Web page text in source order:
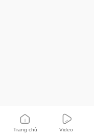
Trang chủ Video